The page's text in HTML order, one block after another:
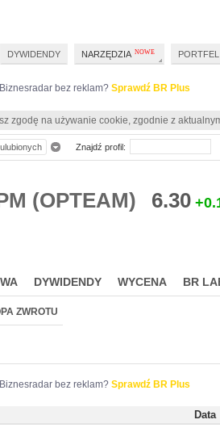
Biznesradar bez reklam? Sprawdź BR Plus
zgodę na używanie cookie, zgodnie z
(OPTEAM) 6.30
DYWIDENDY WYCENA BR
ZWROTU
Biznesradar bez reklam? Sprawdź BR Plus
Data
Znajdź profil:
DYWIDENDY NARZĘDZIA PORTFEL